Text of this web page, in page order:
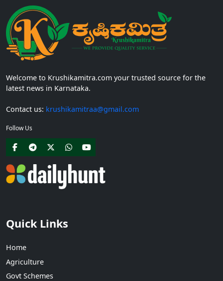
Welcome to Krushikamitra.com your trusted source for the
latest news in Karnataka.
Contact us: krushikamitraa@gmail.com
Follow Us
Quick Links
Home
Agriculture
Govt Schemes